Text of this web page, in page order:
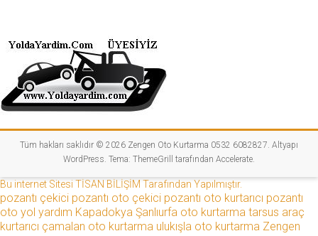
Tüm hakları saklıdır © 2026 Zengen Oto Kurtarma 0532 6082827. Altyapı
WordPress. Tema: ThemeGrill tarafından Accelerate.
Bu internet Sitesi TİSAN BİLİŞİM Tarafından Yapılmıştır.
pozantı çekici pozantı oto çekici pozantı oto kurtarıcı pozantı
oto yol yardım Kapadokya Şanlıurfa oto kurtarma tarsus araç
kurtarıcı çamalan oto kurtarma ulukışla oto kurtarma Zengen